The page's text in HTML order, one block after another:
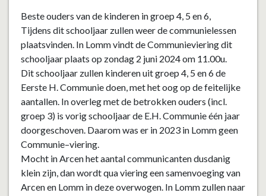
Besteouders van de kinderen in groep 4, 5 en 6,
Tijdens dit schooljaar zullen weer de communielessen
plaatsvinden. In Lommvindt de Communieviering dit
schooljaar plaats op zondag 2 juni 2024om 11.00u.
Dit schooljaar zullen kinderenuitgroep 4, 5 en 6de
Eerste H. Communie doen, met het oog op de feitelijke
aantallen. In overlegmet de betrokken ouders (incl.
groep 3) is vorigschooljaar de E.H. Communieéén jaar
doorgeschoven. Daaromwas er in 2023 in Lommgeen
Communie–viering.
Mocht in Arcen het aantal communicantendusdanig
klein zijn, dan wordtqua vieringeen samenvoeging van
Arcen en Lomm in deze overwogen. In Lomm zullen naar